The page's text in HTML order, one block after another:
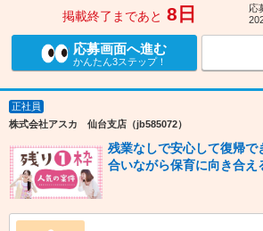
掲載終了まであと 8日
応
応募画面へ進む
かんたん3ステップ！
正社員
株式会社アスカ 仙台支店（jb585072）
残業なしで安心して復帰で
合いながら保育に向き合